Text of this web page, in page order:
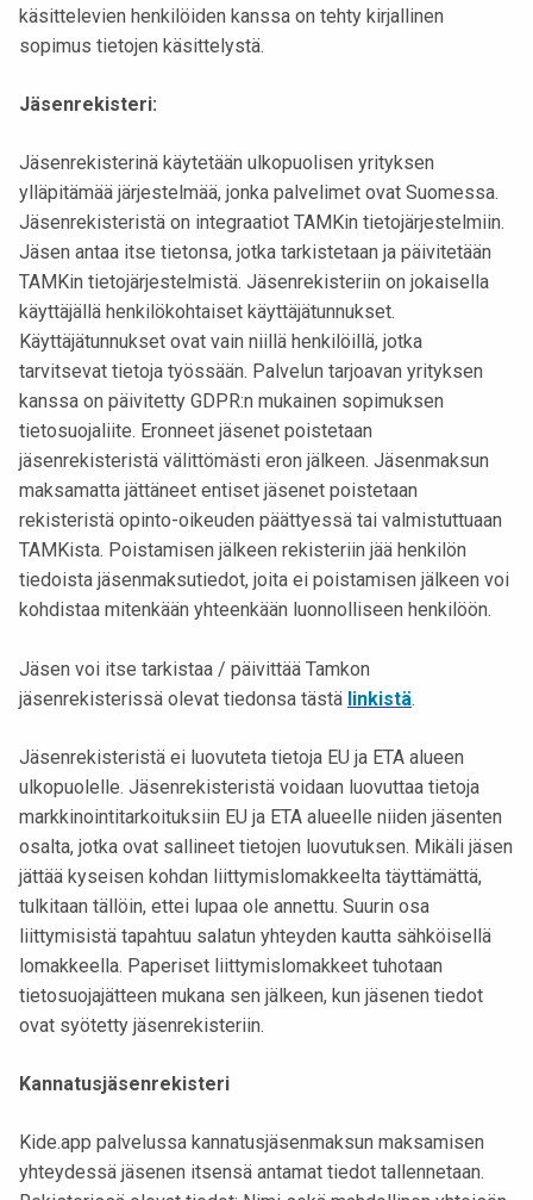
käsittelevien henkilöiden kanssa on tehty kirjallinen
sopimus tietojen käsittelystä.
Jäsenrekisteri:
Jäsenrekisterinä käytetään ulkopuolisen yrityksen
ylläpitämää järjestelmää, jonka palvelimet ovat Suomessa.
Jäsenrekisteristä on integraatiot TAMKin tietojärjestelmiin.
Jäsen antaa itse tietonsa, jotka tarkistetaan ja päivitetään
TAMKin tietojärjestelmistä. Jäsenrekisteriin on jokaisella
käyttäjällä henkilökohtaiset käyttäjätunnukset.
Käyttäjätunnukset ovat vain niillä henkilöillä, jotka
tarvitsevat tietoja työssään. Palvelun tarjoavan yrityksen
kanssa on päivitetty GDPR:n mukainen sopimuksen
tietosuojaliite. Eronneet jäsenet poistetaan
jäsenrekisteristä välittömästi eron jälkeen. Jäsenmaksun
maksamatta jättäneet entiset jäsenet poistetaan
rekisteristä opinto-oikeuden päättyessä tai valmistuttuaan
TAMKista. Poistamisen jälkeen rekisteriin jää henkilön
tiedoista jäsenmaksutiedot, joita ei poistamisen jälkeen voi
kohdistaa mitenkään yhteenkään luonnolliseen henkilöön.
Jäsen voi itse tarkistaa / päivittää Tamkon
jäsenrekisterissä olevat tiedonsa tästä linkistä.
Jäsenrekisteristä ei luovuteta tietoja EU ja ETA alueen
ulkopuolelle. Jäsenrekisteristä voidaan luovuttaa tietoja
markkinointitarkoituksiin EU ja ETA alueelle niiden jäsenten
osalta, jotka ovat sallineet tietojen luovutuksen. Mikäli jäsen
jättää kyseisen kohdan liittymislomakkeelta täyttämättä,
tulkitaan tällöin, ettei lupaa ole annettu. Suurin osa
liittymisistä tapahtuu salatun yhteyden kautta sähköisellä
lomakkeella. Paperiset liittymislomakkeet tuhotaan
tietosuojajätteen mukana sen jälkeen, kun jäsenen tiedot
ovat syötetty jäsenrekisteriin.
Kannatusjäsenrekisteri
Kide.app palvelussa kannatusjäsenmaksun maksamisen
yhteydessä jäsenen itsensä antamat tiedot tallennetaan.